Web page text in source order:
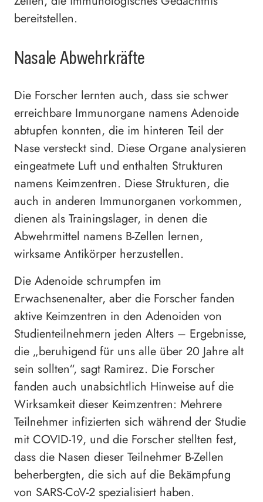
bereitstellen.
Nasale Abwehrkräfte
Die Forscher lernten auch, dass sie schwer
erreichbare Immunorgane namens Adenoide
abtupfen konnten, die im hinteren Teil der
Nase versteckt sind. Diese Organe analysieren
eingeatmete Luft und enthalten Strukturen
namens Keimzentren. Diese Strukturen, die
auch in anderen Immunorganen vorkommen,
dienen als Trainingslager, in denen die
Abwehrmittel namens B-Zellen lernen,
wirksame Antikörper herzustellen.
Die Adenoide schrumpfen im
Erwachsenenalter, aber die Forscher fanden
aktive Keimzentren in den Adenoiden von
Studienteilnehmern jeden Alters – Ergebnisse,
die „beruhigend für uns alle über 20 Jahre alt
sein sollten“, sagt Ramirez. Die Forscher
fanden auch unabsichtlich Hinweise auf die
Wirksamkeit dieser Keimzentren: Mehrere
Teilnehmer infizierten sich während der Studie
mit COVID-19, und die Forscher stellten fest,
dass die Nasen dieser Teilnehmer B-Zellen
beherbergten, die sich auf die Bekämpfung
von SARS-CoV-2 spezialisiert haben.